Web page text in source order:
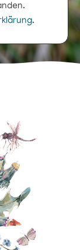
.